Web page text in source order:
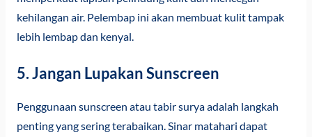
kehilangan air. Pelembap ini akan membuat kulit tampak
lebih lembap dan kenyal.
5. Jangan Lupakan Sunscreen
Penggunaan sunscreen atau tabir surya adalah langkah
penting yang sering terabaikan. Sinar matahari dapat